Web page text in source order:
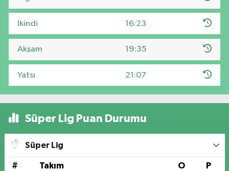
İkindi 16:23
Akşam 19:35
Yatsı 21:07
Süper Lig Puan Durumu
Süper Lig
# Takım O P